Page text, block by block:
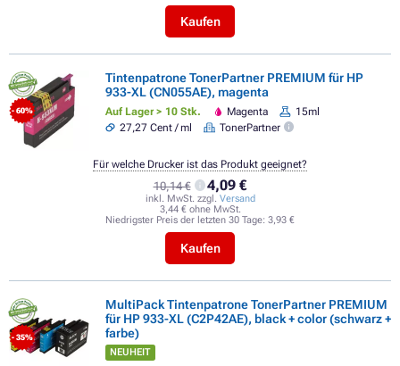
Kaufen
- 60%
Tintenpatrone TonerPartner PREMIUM für HP
933-XL (CN055AE), magenta
Auf Lager > 10 Stk. Magenta
15ml
27,27 Cent / ml
TonerPartner
10,14 € 4,09 €
inkl. MwSt. zzgl. Versand
3,44 € ohne MwSt.
Niedrigster Preis der letzten 30 Tage: 3,93 €
Kaufen
Für welche Drucker ist das Produkt geeignet?
- 35%
MultiPack Tintenpatrone TonerPartner PREMIUM
für HP 933-XL (C2P42AE), black + color (schwarz +
farbe)
NEUHEIT